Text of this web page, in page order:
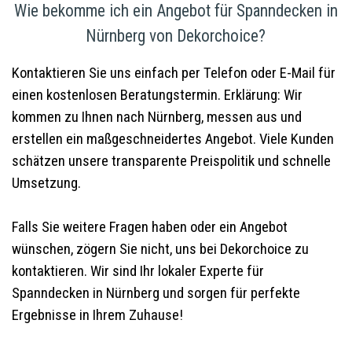
Wie bekomme ich ein Angebot für Spanndecken in
Nürnberg von Dekorchoice?
Kontaktieren Sie uns einfach per Telefon oder E-Mail für
einen kostenlosen Beratungstermin. Erklärung: Wir
kommen zu Ihnen nach Nürnberg, messen aus und
erstellen ein maßgeschneidertes Angebot. Viele Kunden
schätzen unsere transparente Preispolitik und schnelle
Umsetzung.
Falls Sie weitere Fragen haben oder ein Angebot
wünschen, zögern Sie nicht, uns bei Dekorchoice zu
kontaktieren. Wir sind Ihr lokaler Experte für
Spanndecken in Nürnberg und sorgen für perfekte
Ergebnisse in Ihrem Zuhause!